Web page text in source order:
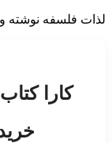
لذات فلسفه نوشته
کارا